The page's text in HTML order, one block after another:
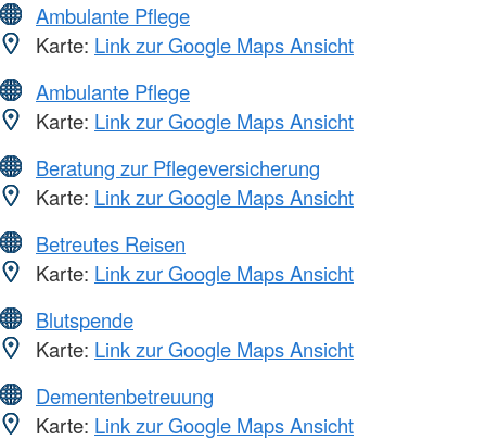
Ambulante Pflege
Karte: Link zur Google Maps Ansicht
Ambulante Pflege
Karte: Link zur Google Maps Ansicht
Beratung zur Pflegeversicherung
Karte: Link zur Google Maps Ansicht
Betreutes Reisen
Karte: Link zur Google Maps Ansicht
Blutspende
Karte: Link zur Google Maps Ansicht
Dementenbetreuung
Karte: Link zur Google Maps Ansicht